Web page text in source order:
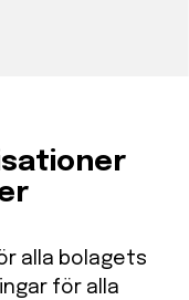
alla bolagets
för alla